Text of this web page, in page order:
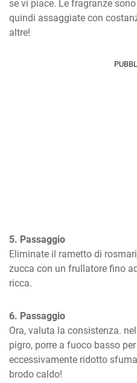
se vi piace. Le fragranze
quindi assaggiate con
altre!
5. Passaggio
Eliminate il rametto di
zucca con un frullatore fino
ricca.
6. Passaggio
Ora, valuta la consistenza.
pigro, porre a fuoco basso
eccessivamente ridotto
brodo caldo!